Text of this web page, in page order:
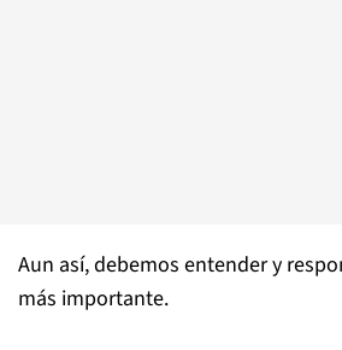
Aun así, debemos entender y
más importante.